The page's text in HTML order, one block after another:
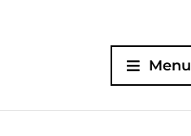
Menu